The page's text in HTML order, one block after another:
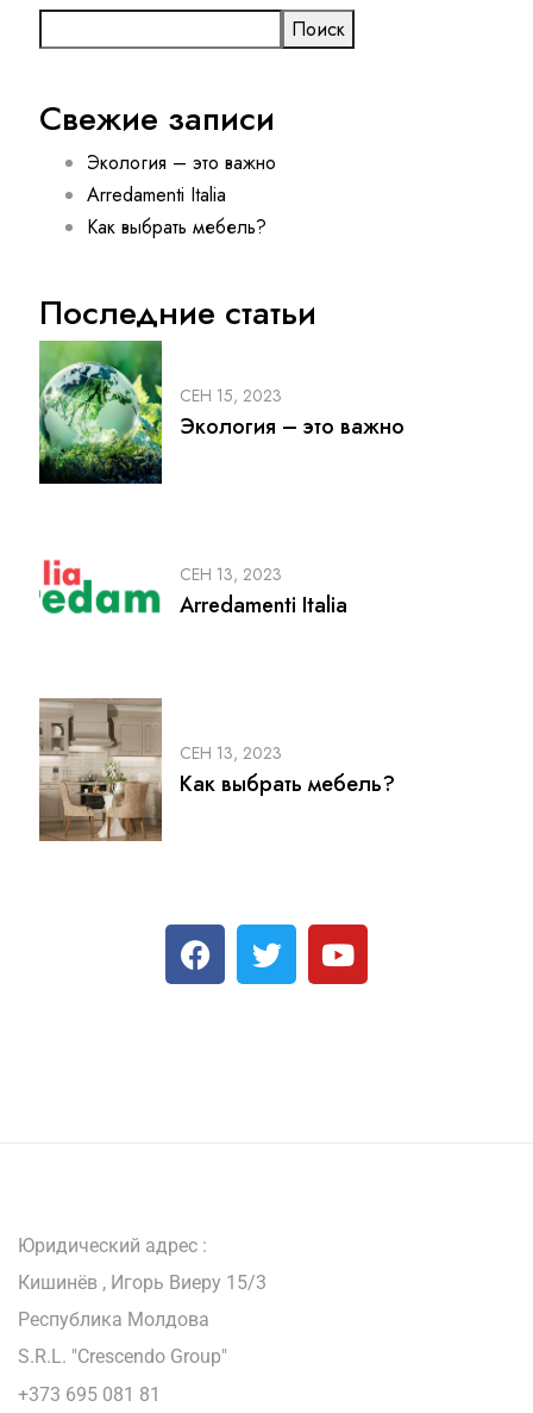
Поиск
Свежие записи
Экология – это важно
Arredamenti Italia
Как выбрать мебель?
Последние статьи
СЕН 15, 2023
Экология – это важно
СЕН 13, 2023
Arredamenti Italia
СЕН 13, 2023
Как выбрать мебель?
Юридический адрес :
Кишинёв , Игорь Виеру 15/3
Республика Молдова
S.R.L. "Crescendo Group"
+373 695 081 81